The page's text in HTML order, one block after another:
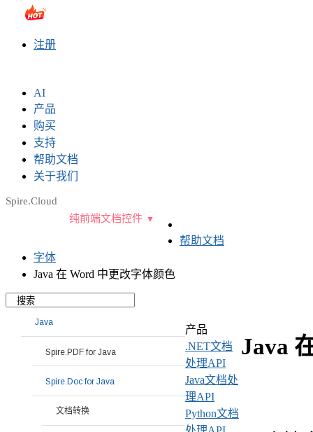
sales@e-iceblue.com
注册
AI
产品
购买
支持
帮助文档
关于我们
Spire.Cloud
纯前端文档控件
帮助文档
字体
Java 在 Word 中更改字体颜色
Java
Java
Spire.PDF for Java
Spire.Doc for Java
文档转换
产品
.NET文档
处理API
Java文档处
理API
Python文档